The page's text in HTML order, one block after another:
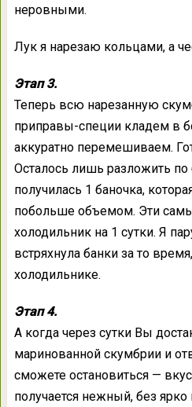
неровными.
Лук я нарезаю кольцами, а
Этап 3.
Теперь всю нарезанную
приправы-специи кладем в
аккуратно перемешиваем.
Осталось лишь разложить
получилась 1 баночка,
побольше объемом. Эти
холодильник на 1 сутки. Я
встряхнула банки за то
холодильнике.
Этап 4.
А когда через сутки Вы
маринованной скумбрии и
сможете остановиться —
получается нежный, без